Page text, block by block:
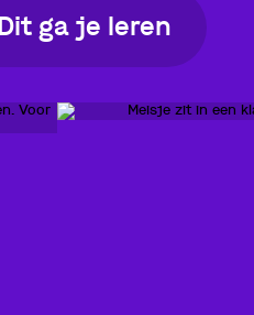
Dit ga je leren